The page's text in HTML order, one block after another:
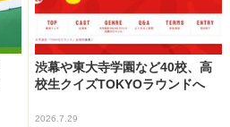
渋幕や東大寺学園など40校、高
校生クイズTOKYOラウンドへ
2026.7.29